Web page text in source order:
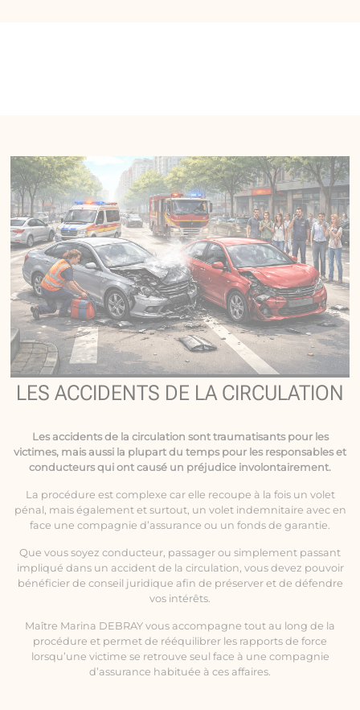
LES ACCIDENTS DE LA CIRCULATION
Les accidents de la circulation sont traumatisants pour les
victimes, mais aussi la plupart du temps pour les responsables et
conducteurs qui ont causé un préjudice involontairement.
La procédure est complexe car elle recoupe à la fois un volet
pénal, mais également et surtout, un volet indemnitaire avec en
face une compagnie d’assurance ou un fonds de garantie.
Que vous soyez conducteur, passager ou simplement passant
impliqué dans un accident de la circulation, vous devez pouvoir
bénéficier de conseil juridique afin de préserver et de défendre
vos intérêts.
Maître Marina DEBRAY vous accompagne tout au long de la
procédure et permet de rééquilibrer les rapports de force
lorsqu’une victime se retrouve seul face à une compagnie
d’assurance habituée à ces affaires.